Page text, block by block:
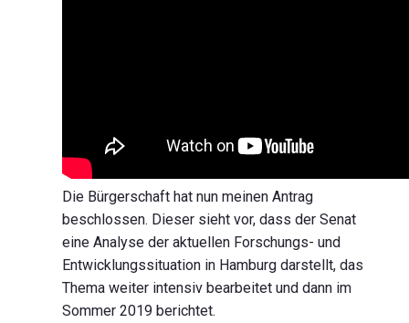
Die Bürgerschaft hat nun meinen Antrag
beschlossen. Dieser sieht vor, dass der Senat
eine Analyse der aktuellen Forschungs- und
Entwicklungssituation in Hamburg darstellt, das
Thema weiter intensiv bearbeitet und dann im
Sommer 2019 berichtet.